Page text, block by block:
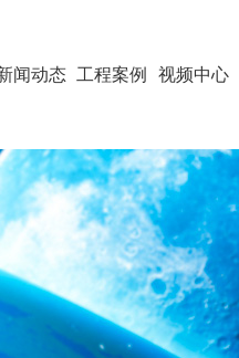
闻动态 工程案例 视频中心